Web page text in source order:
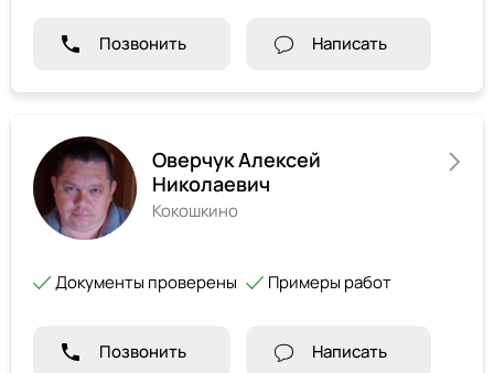
Позвонить Написать
Оверчук Алексей
Николаевич
Кокошкино
Документы проверены Примеры работ
Позвонить Написать